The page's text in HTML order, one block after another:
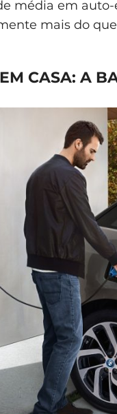
média em
mais do
CASA: A